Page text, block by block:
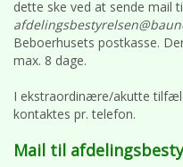
dette ske ved at sende mail
Beboerhusets postkasse.
max. 8 dage.
I ekstraordinære/akutte
kontaktes pr. telefon.
Mail til